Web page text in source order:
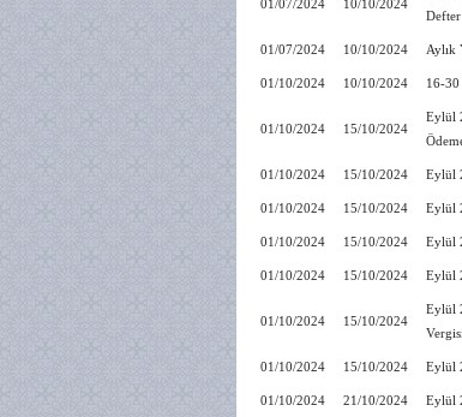
01/07/2024 10/10/2024
01/07/2024 10/10/2024 Aylık
01/10/2024 10/10/2024 16-
01/10/2024 15/10/2024
Eylül
01/10/2024 15/10/2024 Eylül
01/10/2024 15/10/2024 Eylül
01/10/2024 15/10/2024 Eylül
01/10/2024 15/10/2024 Eylül
01/10/2024 15/10/2024
Eylül
01/10/2024 15/10/2024 Eylül
01/10/2024 21/10/2024 Eylül